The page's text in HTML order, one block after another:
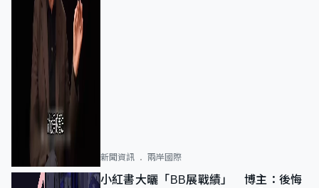
新聞資訊 兩岸國際
小紅書大曬「BB展戰績」 博主：後悔